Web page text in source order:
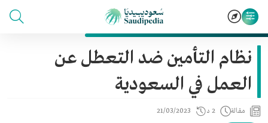
نظام التأمين ضد التعطل عن
العمل في السعودية
مقالة 2 د 21/03/2023